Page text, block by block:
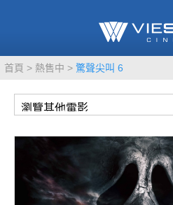
首頁 熱售中 驚聲尖叫 6
TITAN SCREEN
MUCROWN
IMAX